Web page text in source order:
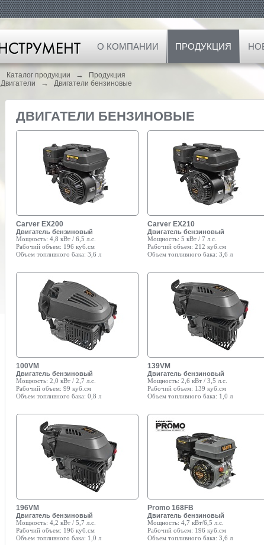
О КОМПАНИИ ПРОДУКЦИЯ
Каталог продукции →
Продукция
Двигатели → Двигатели бензиновые
ДВИГАТЕЛИ БЕНЗИНОВЫЕ
Carver EX200
Двигатель бензиновый
Мощность: 4,8 кВт / 6,5 л.с.
Рабочий объем: 196 куб.см
Объем топливного бака: 3,6 л
Carver EX210
Двигатель бензиновый
Мощность: 5 кВт / 7 л.с.
Рабочий объем: 212 куб.см
Объем топливного бака: 3,6 л
100VM
Двигатель бензиновый
Мощность: 2,0 кВт / 2,7 л.с.
Рабочий объем: 99 куб.см
Объем топливного бака: 0,8 л
139VM
Двигатель бензиновый
Мощность: 2,6 кВт / 3,5 л.с.
Рабочий объем: 139 куб.см
Объем топливного бака: 1,0 л
196VM
Двигатель бензиновый
Мощность: 4,2 кВт / 5,7 л.с.
Рабочий объем: 196 куб.см
Объем топливного бака: 1,0 л
Promo 168FB
Двигатель бензиновый
Мощность: 4,7 кВт/6,5 л.с.
Рабочий объем: 196 куб.см
Объем топливного бака: 3,6 л